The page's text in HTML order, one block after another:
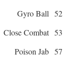
52
Gyro Ball
53
Close Combat
57
Poison Jab